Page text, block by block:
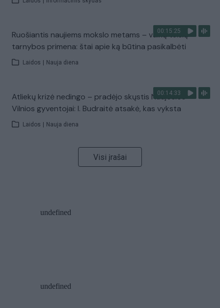
00:15:25
Ruošiantis naujiems mokslo metams – vaikų teisių
tarnybos primena: štai apie ką būtina pasikalbėti
Laidos Nauja diena
00:14:33
Atliekų krizė nedingo – pradėjo skųstis Naujosios
Vilnios gyventojai: I. Budraitė atsakė, kas vyksta
Laidos Nauja diena
Visi įrašai